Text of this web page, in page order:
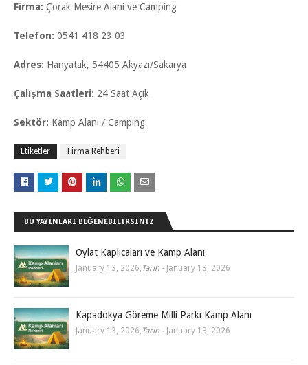
Firma: Çorak Mesire Alani ve Camping
Telefon: 0541 418 23 03
Adres: Hanyatak, 54405 Akyazı/Sakarya
Çalışma Saatleri: 24 Saat Açık
Sektör: Kamp Alanı / Camping
Etiketler Firma Rehberi
BU YAYINLARI BEĞENEBILIRSINIZ
Oylat Kaplıcaları ve Kamp Alanı
January 13, 2026, Tarih - January 13, 2026
Kapadokya Göreme Milli Parkı Kamp Alanı
January 13, 2026, Tarih - January 13, 2026